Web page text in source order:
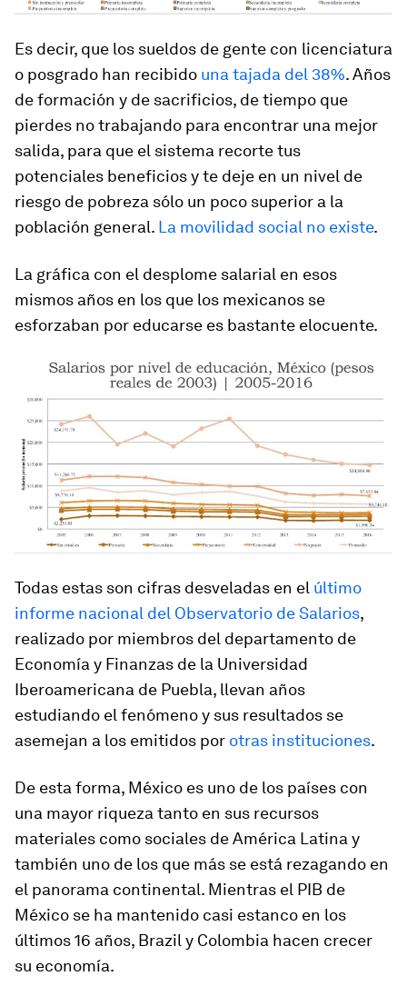
Es decir, que los sueldos de gente con licenciatura
o posgrado han recibido una tajada del 38%. Años
de formación y de sacrificios, de tiempo que
pierdes no trabajando para encontrar una mejor
salida, para que el sistema recorte tus
potenciales beneficios y te deje en un nivel de
riesgo de pobreza sólo un poco superior a la
población general. La movilidad social no existe.
La gráfica con el desplome salarial en esos
mismos años en los que los mexicanos se
esforzaban por educarse es bastante elocuente.
Todas estas son cifras desveladas en el último
informe nacional del Observatorio de Salarios,
realizado por miembros del departamento de
Economía y Finanzas de la Universidad
Iberoamericana de Puebla, llevan años
estudiando el fenómeno y sus resultados se
asemejan a los emitidos por otras instituciones.
De esta forma, México es uno de los países con
una mayor riqueza tanto en sus recursos
materiales como sociales de América Latina y
también uno de los que más se está rezagando en
el panorama continental. Mientras el PIB de
México se ha mantenido casi estanco en los
últimos 16 años, Brazil y Colombia hacen crecer
su economía.